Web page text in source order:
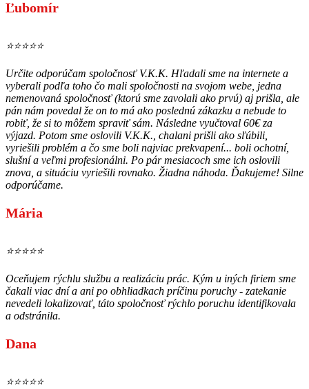
Ľubomír
⭐⭐⭐⭐⭐
Určite odporúčam spoločnosť V.K.K. Hľadali sme na internete a
vyberali podľa toho čo mali spoločnosti na svojom webe, jedna
nemenovaná spoločnosť (ktorú sme zavolali ako prvú) aj prišla, ale
pán nám povedal že on to má ako poslednú zákazku a nebude to
robiť, že si to môžem spraviť sám. Následne vyučtoval 60€ za
výjazd. Potom sme oslovili V.K.K., chalani prišli ako sľúbili,
vyriešili problém a čo sme boli najviac prekvapení... boli ochotní,
slušní a veľmi profesionálni. Po pár mesiacoch sme ich oslovili
znova, a situáciu vyriešili rovnako. Žiadna náhoda. Ďakujeme! Silne
odporúčame.
Mária
⭐⭐⭐⭐⭐
Oceňujem rýchlu službu a realizáciu prác. Kým u iných firiem sme
čakali viac dní a ani po obhliadkach príčinu poruchy - zatekanie
nevedeli lokalizovať, táto spoločnosť rýchlo poruchu identifikovala
a odstránila.
Dana
⭐⭐⭐⭐⭐